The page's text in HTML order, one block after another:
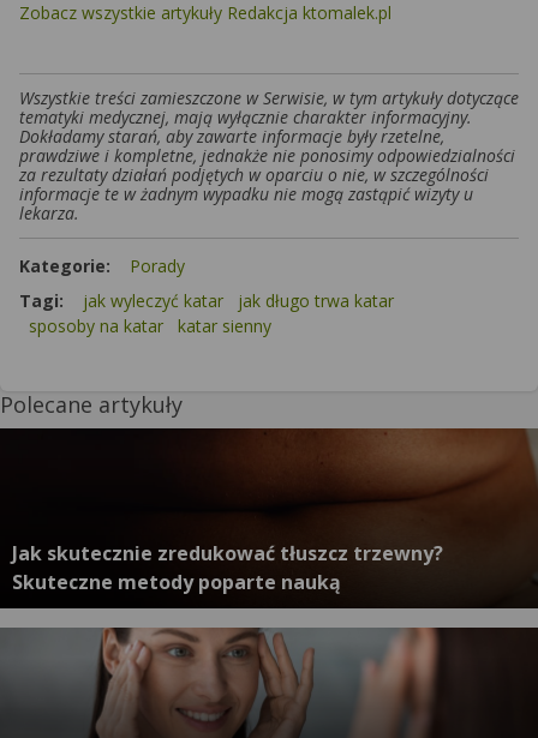
Zobacz wszystkie artykuły Redakcja ktomalek.pl
Wszystkie treści zamieszczone w Serwisie, w tym artykuły dotyczące
tematyki medycznej, mają wyłącznie charakter informacyjny.
Dokładamy starań, aby zawarte informacje były rzetelne,
prawdziwe i kompletne, jednakże nie ponosimy odpowiedzialności
za rezultaty działań podjętych w oparciu o nie, w szczególności
informacje te w żadnym wypadku nie mogą zastąpić wizyty u
lekarza.
Kategorie:
Porady
Tagi:
jak wyleczyć katar
jak długo trwa katar
sposoby na katar
katar sienny
Polecane artykuły
Jak skutecznie zredukować tłuszcz trzewny?
Skuteczne metody poparte nauką